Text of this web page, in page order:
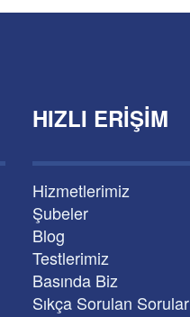
HIZLI ERIŞIM
Hizmetlerimiz
Şubeler
Blog
Testlerimiz
Basında Biz
Sıkça Sorulan Sorular